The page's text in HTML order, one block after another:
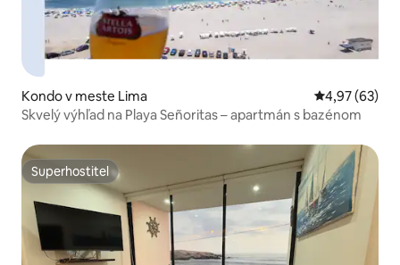
Kondo v meste Lima Priemerné
4,97 (63)
Skvelý výhľad na Playa Señoritas – apartmán s bazénom
Superhostiteľ
Superhostiteľ